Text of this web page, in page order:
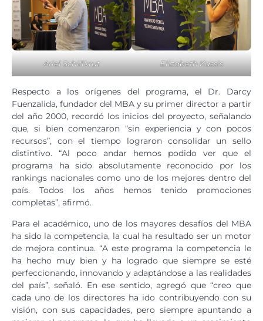
Ariel Schillkrut Elizabeth Kassis
Respecto a los orígenes del programa, el Dr. Darcy
Fuenzalida, fundador del MBA y su primer director a partir
del año 2000, recordó los inicios del proyecto, señalando
que, si bien comenzaron “sin experiencia y con pocos
recursos”, con el tiempo lograron consolidar un sello
distintivo. “Al poco andar hemos podido ver que el
programa ha sido absolutamente reconocido por los
rankings nacionales como uno de los mejores dentro del
país. Todos los años hemos tenido promociones
completas”, afirmó.
Para el académico, uno de los mayores desafíos del MBA
ha sido la competencia, la cual ha resultado ser un motor
de mejora continua. “A este programa la competencia le
ha hecho muy bien y ha logrado que siempre se esté
perfeccionando, innovando y adaptándose a las realidades
del país”, señaló. En ese sentido, agregó que “creo que
cada uno de los directores ha ido contribuyendo con su
visión, con sus capacidades, pero siempre apuntando a